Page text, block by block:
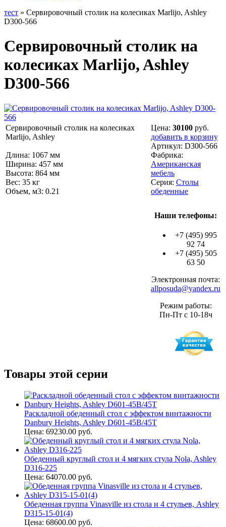
тест » Сервировочный столик на колесиках Marlijo, Ashley
D300-566
Сервировочный столик на
колесиках Marlijo, Ashley
D300-566
Сервировочный столик на колесиках
Marlijo, Ashley
Длина: 1067 мм
Ширина: 457 мм
Высота: 864 мм
Вес: 35 кг
Объем, м3: 0.21
Цена: 30100 руб.
добавить в корзину
Артикул: D300-566
Фабрика:
Американская
мебель
Серия: Столы
обеденные
Наши телефоны:
+7 (495) 995
92 74
+7 (495) 505
63 50
Электронная почта:
allposuda@yandex.ru
Режим работы:
Пн-Пт с 10-18ч
Товары этой серии
Раскладной обеденный стол с эффектом винтажности
Danbury Heights, Ashley D601-45B/45T
Цена: 69230.00 руб.
Обеденный круглый стол и 4 мягких стула Nola, Ashley
D316-225
Цена: 64070.00 руб.
Обеденная группа Vinasville из стола и 4 стульев, Ashley
D315-15-01(4)
Цена: 68600.00 руб.